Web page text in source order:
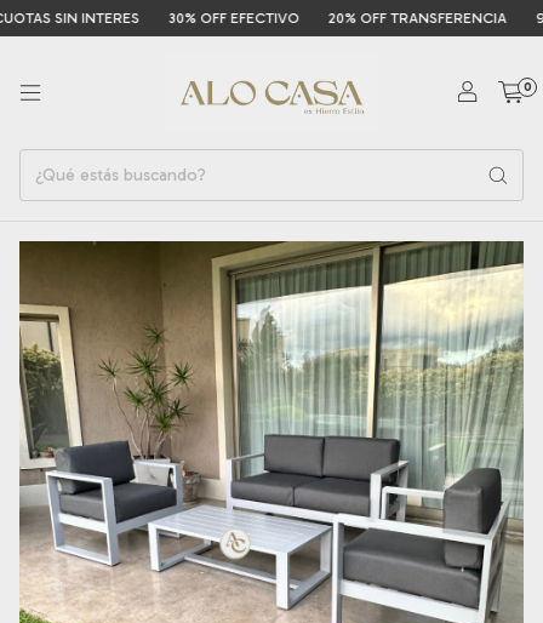
SIN INTERES 30% OFF EFECTIVO 20% OFF TRANSFERENCIA 9
0